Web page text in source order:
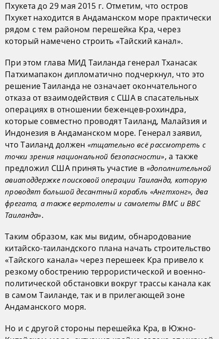
Пхукета до 29 мая 2015 г. Отметим, что остров
Пхукет находится в Андаманском море практически
рядом с тем районом перешейка Кра, через
который намечено строить «Тайский канал».
При этом глава МИД Таиланда генерал Тханасак
Патхимапакон дипломатично подчеркнул, что это
решение Таиланда не означает окончательного
отказа от взаимодействия с США в спасательных
операциях в отношении беженцев-рохиндра,
которые совместно проводят Таиланд, Малайзия и
Индонезия в Андаманском море. Генерал заявил,
что Таиланд должен «тщательно всё рассмотреть с
точки зрения национальной безопасности», а также
предложил США принять участие в «дополнительной
авиаподдержке поисковой операции Таиланда, которую
проводят большой десантный корабль «Ангтхонг», два
фрегата, а также вертолеты и самолеты ВМС и ВВС
Таиланда».
Таким образом, как мы видим, обнародование
китайско-таиландского плана начать строительство
«Тайского канала» через перешеек Кра привело к
резкому обострению террористической и военно-
политической обстановки вокруг трассы канала как
в самом Таиланде, так и в прилегающей зоне
Андаманского моря.
Но и с другой стороны перешейка Кра, в Южно-